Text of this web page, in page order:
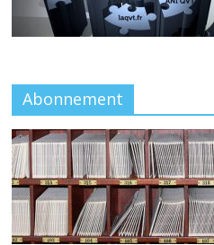
Abonnement